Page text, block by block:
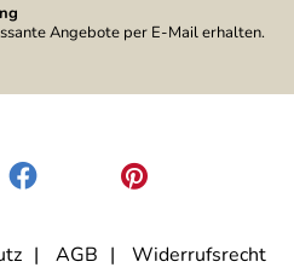
Angebote per E-Mail erhalten.
an andere Unternehmen
Zwecken wird in anonymer Form
des Newsletters anklicke. Die
ich zur Kenntnis genommen.
AGB Widerrufsrecht